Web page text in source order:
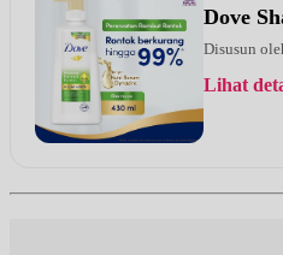
Dove
Disusun
Lihat